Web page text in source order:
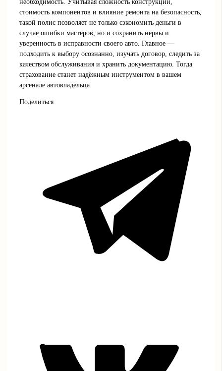
необходимость. Учитывая сложность конструкций,
стоимость компонентов и влияние ремонта на безопасность,
такой полис позволяет не только сэкономить деньги в
случае ошибки мастеров, но и сохранить нервы и
уверенность в исправности своего авто. Главное —
подходить к выбору осознанно, изучать договор, следить за
качеством обслуживания и хранить документацию. Тогда
страхование станет надёжным инструментом в вашем
арсенале автовладельца.
Поделиться